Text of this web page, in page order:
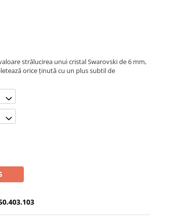
strălucirea unui cristal Swarovski de 6 mm,
orice ținută cu un plus subtil de